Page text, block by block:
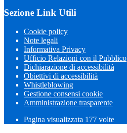
Sezione Link Utili
Cookie policy
Note legali
Informativa Privacy
Ufficio Relazioni con il Pubblico
Dichiarazione di accessibilità
Obiettivi di accessibilità
Whistleblowing
Gestione consensi cookie
Amministrazione trasparente
Pagina visualizzata 177 volte